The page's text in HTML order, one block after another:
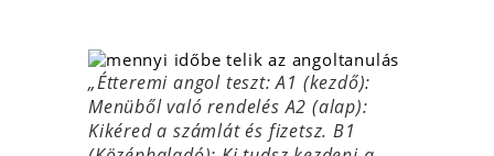
„Étteremi angol teszt: A1 (kezdő):
Menüből való rendelés A2 (alap):
Kikéred a számlát és fizetsz. B1